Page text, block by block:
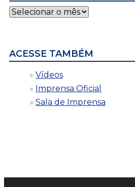
Notícias
por
ACESSE TAMBÉM
Vídeos
Imprensa Oficial
Sala de Imprensa